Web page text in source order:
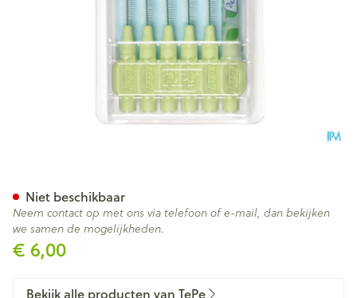
€ 6,00
Niet beschikbaar
Neem contact op met ons via telefoon of e-mail, dan bekijken
we samen de mogelijkheden.
Bekijk alle producten van TePe